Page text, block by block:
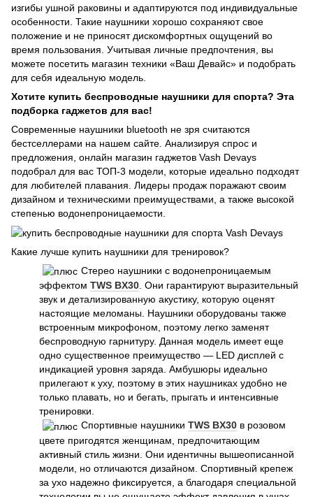
изгибы ушной раковины и адаптируются под индивидуальные
особенности. Такие наушники хорошо сохраняют свое
положение и не приносят дискомфортных ощущений во
время пользования. Учитывая личные предпочтения, вы
можете посетить магазин техники «Ваш Девайс» и подобрать
для себя идеальную модель.
Хотите купить беспроводные наушники для спорта? Эта
подборка гаджетов для вас!
Современные наушники bluetooth не зря считаются
бестселлерами на нашем сайте. Анализируя спрос и
предложения, онлайн магазин гаджетов Vash Devays
подобрал для вас ТОП-3 модели, которые идеально подходят
для любителей плавания. Лидеры продаж поражают своим
дизайном и техническими преимуществами, а также высокой
степенью водонепроницаемости.
Какие лучше купить наушники для тренировок?
Стерео наушники с водонепроницаемым
эффектом TWS BX30. Они гарантируют выразительный
звук и детализированную акустику, которую оценят
настоящие меломаны. Наушники оборудованы также
встроенным микрофоном, поэтому легко заменят
беспроводную гарнитуру. Данная модель имеет еще
одно существенное преимущество — LED дисплей с
индикацией уровня заряда. Амбушюры идеально
прилегают к уху, поэтому в этих наушниках удобно не
только плавать, но и бегать, прыгать и интенсивные
тренировки.
Спортивные наушники TWS BX30 в розовом
цвете пригодятся женщинам, предпочитающим
активный стиль жизни. Они идентичны вышеописанной
модели, но отличаются дизайном. Спортивный крепеж
за ухо надежно фиксируется, а благодаря специальной